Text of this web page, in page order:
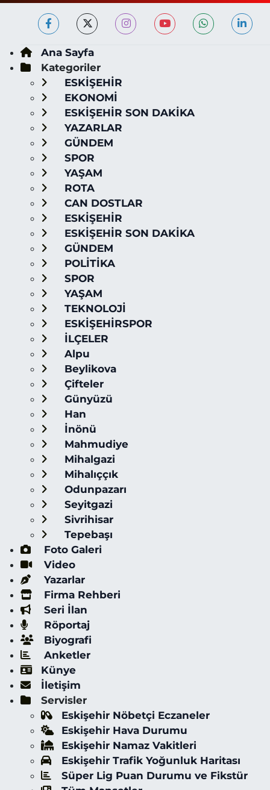
Ana Sayfa
Kategoriler
ESKİŞEHİR
EKONOMİ
ESKİŞEHİR SON DAKİKA
YAZARLAR
GÜNDEM
SPOR
YAŞAM
ROTA
CAN DOSTLAR
ESKİŞEHİR
ESKİŞEHİR SON DAKİKA
GÜNDEM
POLİTİKA
SPOR
YAŞAM
TEKNOLOJİ
ESKİŞEHİRSPOR
İLÇELER
Alpu
Beylikova
Çifteler
Günyüzü
Han
İnönü
Mahmudiye
Mihalgazi
Mihalıççık
Odunpazarı
Seyitgazi
Sivrihisar
Tepebaşı
Foto Galeri
Video
Yazarlar
Firma Rehberi
Seri İlan
Röportaj
Biyografi
Anketler
Künye
İletişim
Servisler
Eskişehir Nöbetçi Eczaneler
Eskişehir Hava Durumu
Eskişehir Namaz Vakitleri
Eskişehir Trafik Yoğunluk Haritası
Süper Lig Puan Durumu ve Fikstür